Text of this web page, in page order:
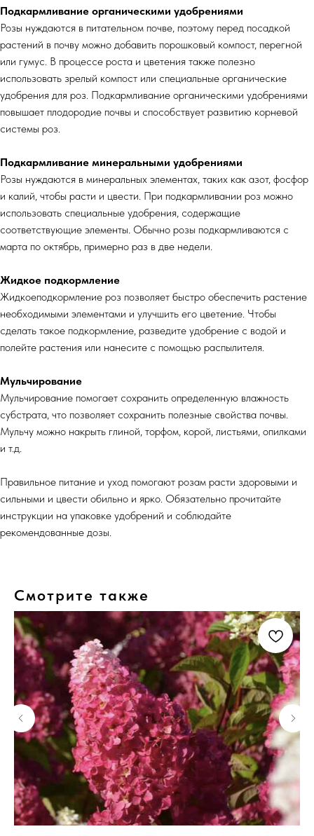
Подкармливание органическими удобрениями
Розы нуждаются в питательном почве, поэтому перед посадкой
растений в почву можно добавить порошковый компост, перегной
или гумус. В процессе роста и цветения также полезно
использовать зрелый компост или специальные органические
удобрения для роз. Подкармливание органическими удобрениями
повышает плодородие почвы и способствует развитию корневой
системы роз.
Подкармливание минеральными удобрениями
Розы нуждаются в минеральных элементах, таких как азот, фосфор
и калий, чтобы расти и цвести. При подкармливании роз можно
использовать специальные удобрения, содержащие
соответствующие элементы. Обычно розы подкармливаются с
марта по октябрь, примерно раз в две недели.
Жидкое подкормление
Жидкоеподкормление роз позволяет быстро обеспечить растение
необходимыми элементами и улучшить его цветение. Чтобы
сделать такое подкормление, разведите удобрение с водой и
полейте растения или нанесите с помощью распылителя.
Мульчирование
Мульчирование помогает сохранить определенную влажность
субстрата, что позволяет сохранить полезные свойства почвы.
Мульчу можно накрыть глиной, торфом, корой, листьями, опилками
и т.д.
Правильное питание и уход помогают розам расти здоровыми и
сильными и цвести обильно и ярко. Обязательно прочитайте
инструкции на упаковке удобрений и соблюдайте
рекомендованные дозы.
Смотрите также